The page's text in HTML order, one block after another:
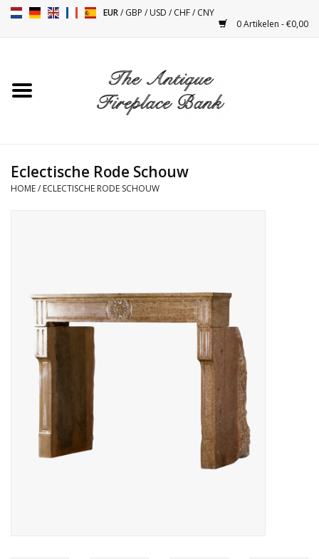
EUR/GBP /USD /CHF/CNY
0 Artikelen - €0,00
Toebehoren
Objecten
Decoratieve Outdoor
Objecten
Vloeren - Steen, Terra Cotta
& Marmer
Outlet
Eclectische Rode Schouw
HOME/ ECLECTISCHE RODE SCHOUW